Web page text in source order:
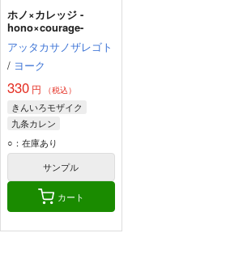
ホノ×カレッジ -
hono×courage-
アッタカサノザレゴト
/ ヨーク
330 円 （税込）
きんいろモザイク
九条カレン
松原穂乃花
久世橋朱里
○：在庫あり
サンプル
カート